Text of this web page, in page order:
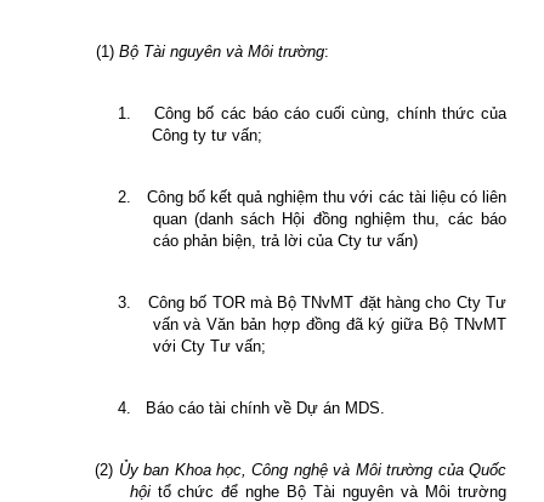
(1) Bộ Tài nguyên và Môi trường:
1.
Công bố các báo cáo cuối cùng, chính thức của
Công ty tư vấn;
2.
Công bố kết quả nghiệm thu với các tài liệu có liên
quan (danh sách Hội đồng nghiệm thu, các báo
cáo phản biện, trả lời của Cty tư vấn)
3.
Công bố TOR mà Bộ TNvMT đặt hàng cho Cty Tư
vấn và Văn bản hợp đồng đã ký giữa Bộ TNvMT
với Cty Tư vấn;
4. Báo cáo tài chính về Dự án MDS.
(2) Ủy ban Khoa học, Công nghệ và Môi trường của Quốc
hộitổ chức để nghe Bộ Tài nguyên và Môi trường